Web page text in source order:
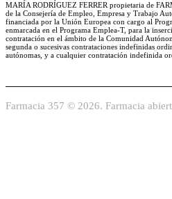
MARÍA RODRÍGUEZ FERRER propietaria de
de la Consejería de Empleo, Empresa y Trabajo
financiada por la Unión Europea con cargo al
enmarcada en el Programa Emplea-T, para la
contratación en el ámbito de la Comunidad
segunda o sucesivas contrataciones indefinidas
autónomas, y a cualquier contratación indefinida
Farmacia 357 © 2026. Farmacia